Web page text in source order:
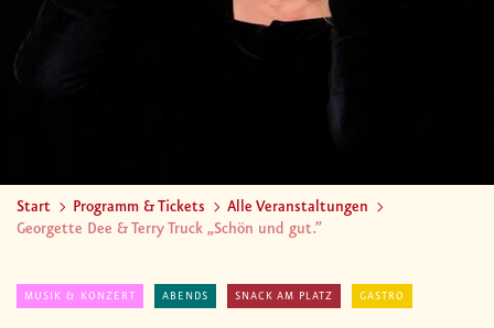
Start Programm & Tickets
Alle Veranstaltungen
Georgette Dee & Terry Truck „Schön und gut.”
MUSIK & KONZERT ABENDS SNACK AM PLATZ GASTRO